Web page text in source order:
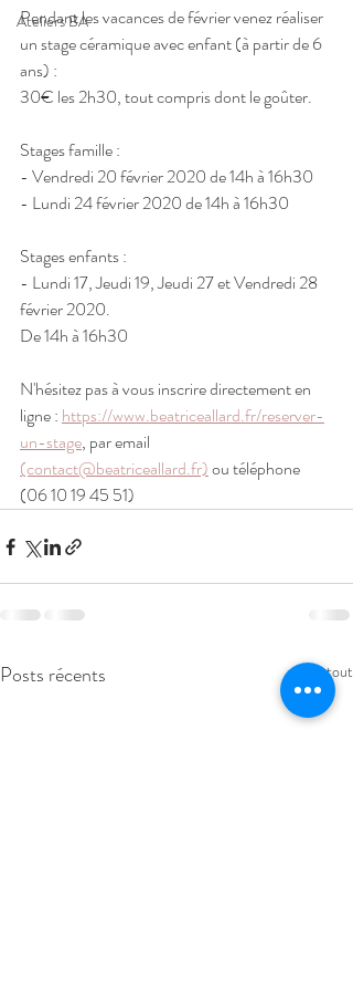
Ateliers BA
Pendant les vacances de février venez réaliser
un stage céramique avec enfant (à partir de 6
ans) :
30€ les 2h30, tout compris dont le goûter.
Stages famille :
- Vendredi 20 février 2020 de 14h à 16h30
- Lundi 24 février 2020 de 14h à 16h30
Stages enfants :
- Lundi 17, Jeudi 19, Jeudi 27 et Vendredi 28
février 2020.
De 14h à 16h30
N'hésitez pas à vous inscrire directement en
ligne : https://www.beatriceallard.fr/reserver-
un-stage, par email
(contact@beatriceallard.fr) ou téléphone
(06 10 19 45 51)
Posts récents Voir tout